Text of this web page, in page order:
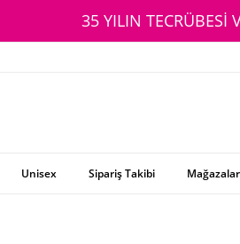
35 YILIN TECRÜBESİ
Unisex Sipariş Takibi